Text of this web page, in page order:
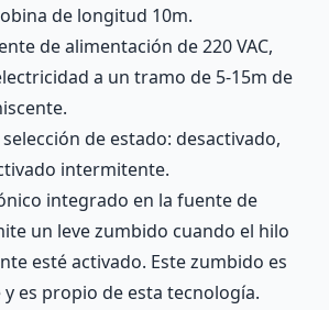
de longitud 10m.
de alimentación de 220 VAC,
a un tramo de 5-15m de
de estado: desactivado,
intermitente.
integrado en la fuente de
un leve zumbido cuando el hilo
esté activado. Este zumbido es
es propio de esta tecnología.